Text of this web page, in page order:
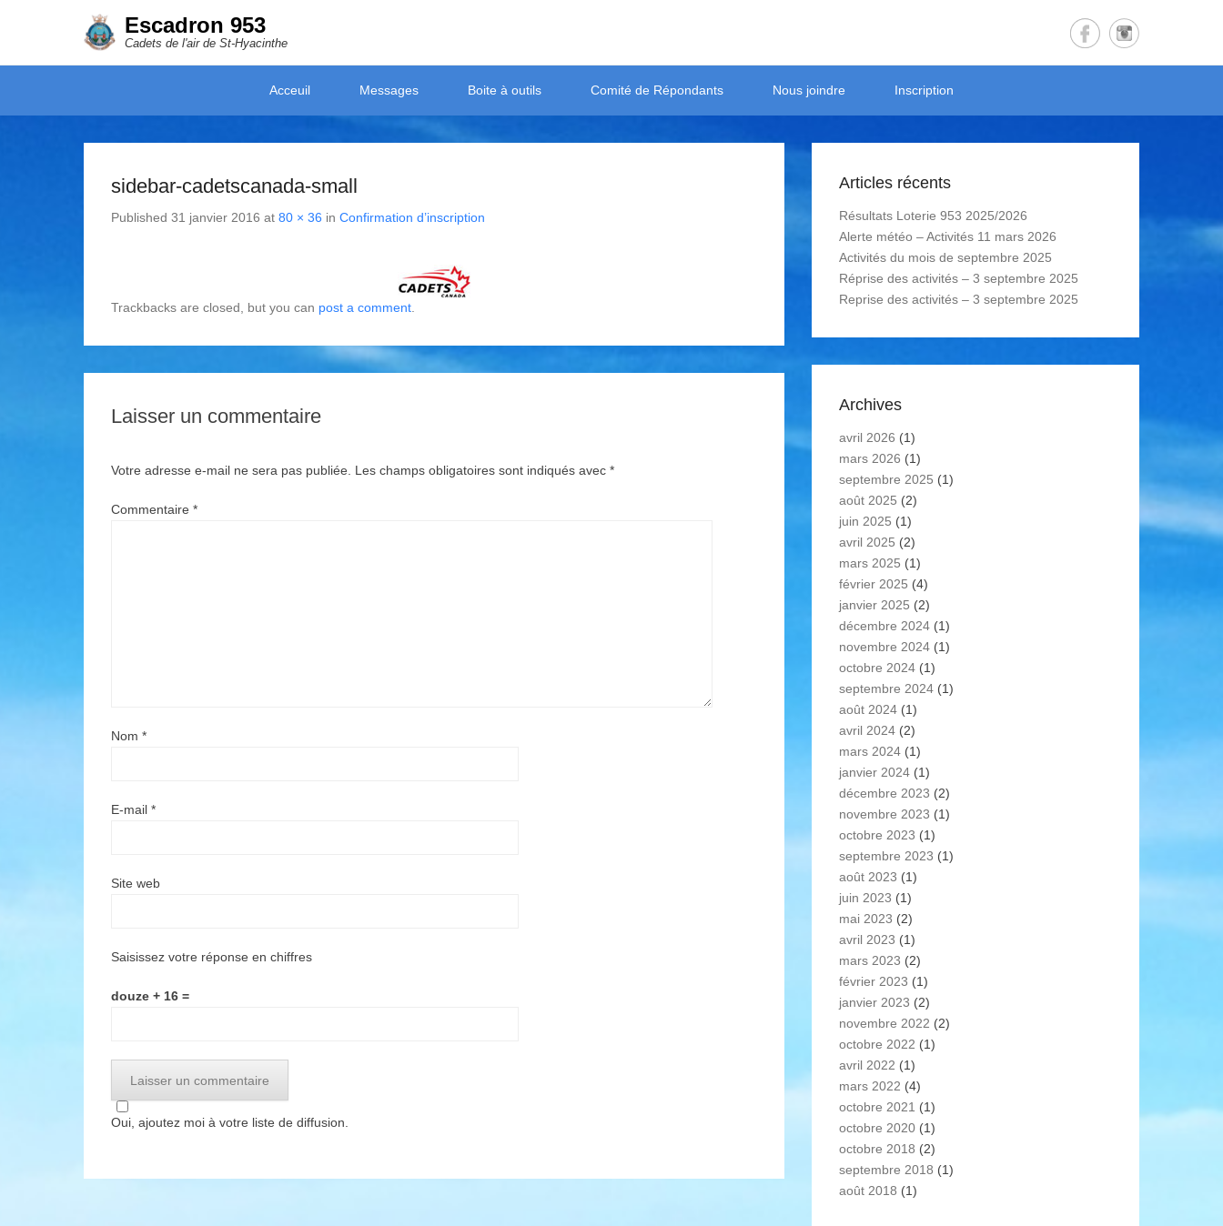
Escadron 953
Cadets de l'air de St-Hyacinthe
Acceuil
Messages Boite à outils Comité de Répondants Nous joindre Inscription
sidebar-cadetscanada-small
Published 31 janvier 2016 at 80 × 36 in Confirmation d’inscription
Trackbacks are closed, but you can post a comment
Laisser un commentaire
Votre adresse e-mail ne sera pas publiée. Les champs obligatoires sont indiqués avec *
Commentaire *
Nom *
E-mail *
Site web
Saisissez votre réponse en chiffres
douze + 16 =
Oui, ajoutez moi à votre liste de diffusion.
Articles récents
Résultats Loterie 953 2025/2026
Alerte météo – Activités 11 mars 2026
Activités du mois de septembre 2025
Réprise des activités – 3 septembre 2025
Reprise des activités – 3 septembre 2025
Archives
avril 2026 (1)
mars 2026 (1)
septembre 2025 (1)
août 2025 (2)
juin 2025 (1)
avril 2025 (2)
mars 2025 (1)
février 2025 (4)
janvier 2025 (2)
décembre 2024 (1)
novembre 2024 (1)
octobre 2024 (1)
septembre 2024 (1)
août 2024 (1)
avril 2024 (2)
mars 2024 (1)
janvier 2024 (1)
décembre 2023 (2)
novembre 2023 (1)
octobre 2023 (1)
septembre 2023 (1)
août 2023 (1)
juin 2023 (1)
mai 2023 (2)
avril 2023 (1)
mars 2023 (2)
février 2023 (1)
janvier 2023 (2)
novembre 2022 (2)
octobre 2022 (1)
avril 2022 (1)
mars 2022 (4)
octobre 2021 (1)
octobre 2020 (1)
octobre 2018 (2)
septembre 2018 (1)
août 2018 (1)